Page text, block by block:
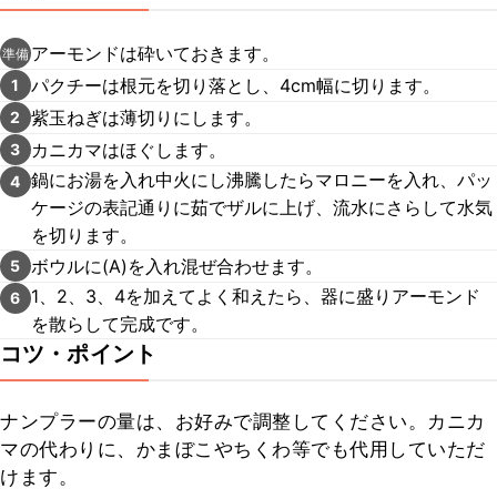
準備 アーモンドは砕いておきます。
1 パクチーは根元を切り落とし、4cm幅に切ります。
2 紫玉ねぎは薄切りにします。
3 カニカマはほぐします。
4 鍋にお湯を入れ中火にし沸騰したらマロニーを入れ、パッ
ケージの表記通りに茹でザルに上げ、流水にさらして水気
を切ります。
5 ボウルに(A)を入れ混ぜ合わせます。
6
1、2、3、4を加えてよく和えたら、器に盛りアーモンド
を散らして完成です。
コツ・ポイント
ナンプラーの量は、お好みで調整してください。カニカ
マの代わりに、かまぼこやちくわ等でも代用していただ
けます。